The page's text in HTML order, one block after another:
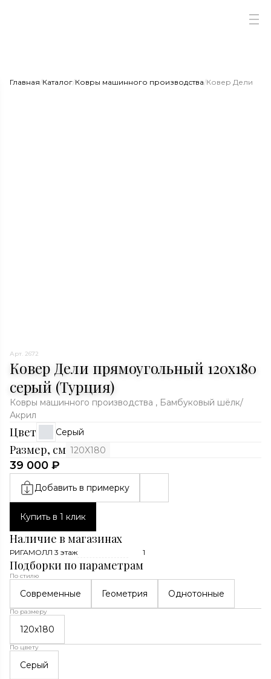
Главная/Каталог/Ковры машинного производства/Ковер Дели
Арт. 2672
Ковер Дели прямоугольный 120x180
серый (Турция)
Ковры машинного производства , Бамбуковый шёлк/
Акрил
Цвет Серый
Размер, см 120X180
39 000 ₽
Добавить в примерку
Купить в 1 клик
Наличие в магазинах
РИГАМОЛЛ 3 этаж 1
Подборки по параметрам
По стилю
Современные Геометрия Однотонные
По размеру
120x180
По цвету
Серый